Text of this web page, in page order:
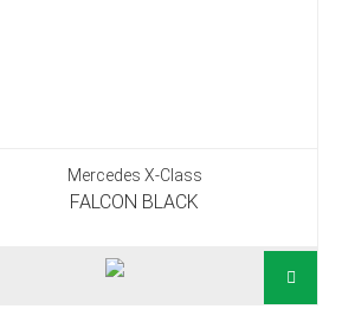
Mercedes X-Class
FALCON BLACK